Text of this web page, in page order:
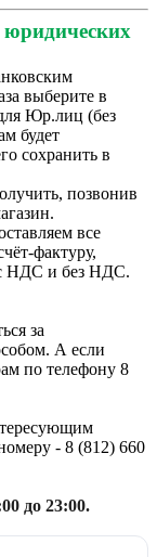
юридических
выберите в
Юр.лиц (без
будет
сохранить в
позвонив
все
фактуру,
НДС и без НДС.
за
А если
по телефону 8
- 8 (812) 660
до 23:00.